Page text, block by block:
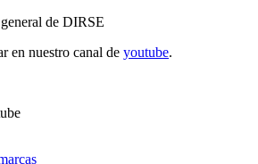
de DIRSE
en nuestro canal de youtube.